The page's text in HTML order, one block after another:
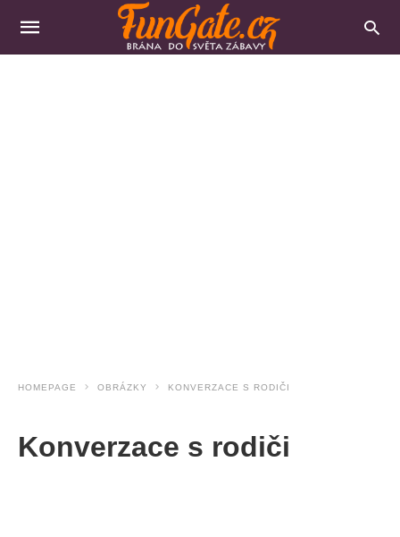
HOMEPAGE OBRÁZKY KONVERZACE S RODIČI
Konverzace s rodiči